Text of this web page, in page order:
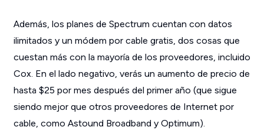
Además, los planes de Spectrum cuentan con datos
ilimitados y un módem por cable gratis, dos cosas que
cuestan más con la mayoría de los proveedores, incluido
Cox. En el lado negativo, verás un aumento de precio de
hasta $25 por mes después del primer año (que sigue
siendo mejor que otros proveedores de Internet por
cable, como Astound Broadband y Optimum).